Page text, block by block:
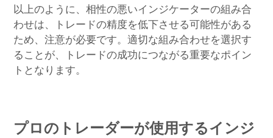
以上のように、相性の悪いインジケーターの組み合
わせは、トレードの精度を低下させる可能性がある
ため、注意が必要です。適切な組み合わせを選択す
ることが、トレードの成功につながる重要なポイン
トとなります。
プロのトレーダーが使用するインジ